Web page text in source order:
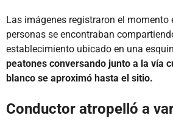
Las imágenes registraron el momento
personas se encontraban
establecimiento ubicado en una
peatones conversando junto a la vía
blanco se aproximó hasta el sitio.
Conductor atropelló a